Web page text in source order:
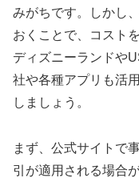
みがちです。しかし
おくことで、コスト
ディズニーランドや
社や各種アプリも活
しましょう。
まず、公式サイトで
引が適用される場合